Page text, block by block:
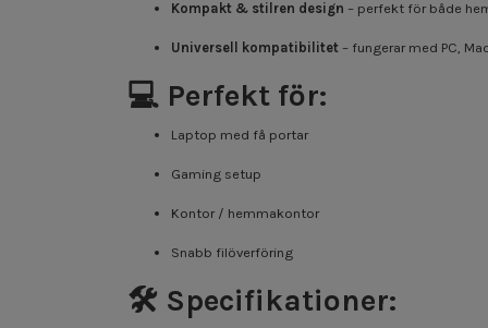
Kompakt & stilren design – perfekt för både
Universell kompatibilitet – fungerar med PC,
💻 Perfekt för:
Laptop med få portar
Gaming setup
Kontor / hemmakontor
Snabb filöverföring
🛠️ Specifikationer: